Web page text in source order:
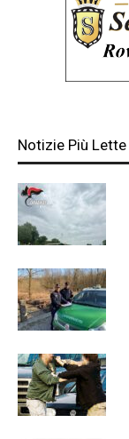
Notizie Più Lette